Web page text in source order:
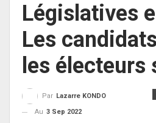
Législatives
Les
les
Par Lazarre KONDO
Au 3 Sep 2022